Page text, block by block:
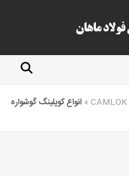
» انواع کوپلینگ گوشواره